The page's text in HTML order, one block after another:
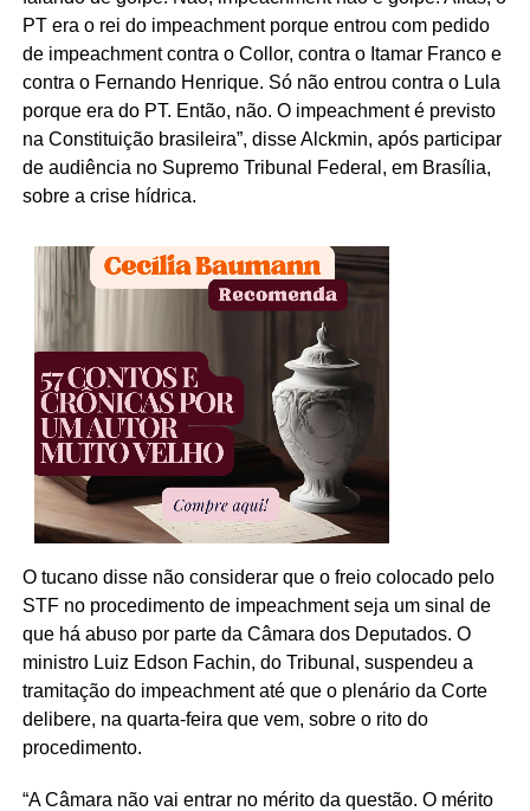
PT era o rei do impeachment porque entrou com pedido
de impeachment contra o Collor, contra o Itamar Franco e
contra o Fernando Henrique. Só não entrou contra o Lula
porque era do PT. Então, não. O impeachment é previsto
na Constituição brasileira”, disse Alckmin, após participar
de audiência no Supremo Tribunal Federal, em Brasília,
sobre a crise hídrica.
O tucano disse não considerar que o freio colocado pelo
STF no procedimento de impeachment seja um sinal de
que há abuso por parte da Câmara dos Deputados. O
ministro Luiz Edson Fachin, do Tribunal, suspendeu a
tramitação do impeachment até que o plenário da Corte
delibere, na quarta-feira que vem, sobre o rito do
procedimento.
“A Câmara não vai entrar no mérito da questão. O mérito